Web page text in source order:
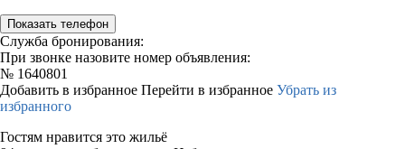
Показать телефон
Служба бронирования:
При звонке назовите номер объявления:
№ 1640801
Добавить в избранное Перейти в избранное Убрать из
избранного
Гостям нравится это жильё